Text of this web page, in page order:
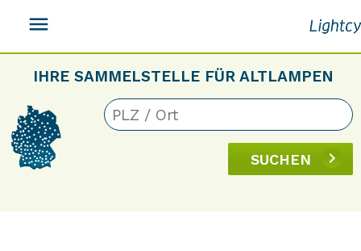
menu
IHRE SAMMELSTELLE FÜR ALTLAMPEN
SUCHEN